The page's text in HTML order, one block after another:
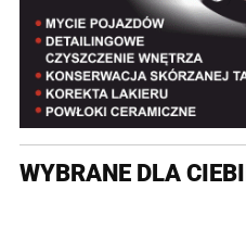
WYBRANE DLA